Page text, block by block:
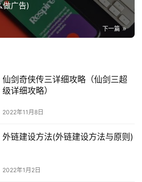
做广告)
下一篇
仙剑奇侠传三详细攻略（仙剑三超
级详细攻略）
2022年11月8日
外链建设方法(外链建设方法与原则)
2022年1月2日